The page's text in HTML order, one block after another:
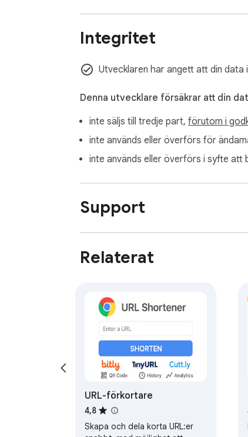
Integritet
Utvecklaren har angett att din data
Denna utvecklare försäkrar att din
inte säljs till tredje part, förutom i
inte används eller överförs för
inte används eller överförs i syfte att
Support
Relaterat
URL-förkortare
4,8
Skapa och dela korta URL:er